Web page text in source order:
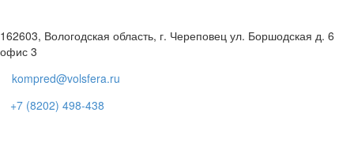
162603, Вологодская область, г. Череповец ул. Боршодская д. 6
офис 3
kompred@volsfera.ru
+7 (8202) 498-438